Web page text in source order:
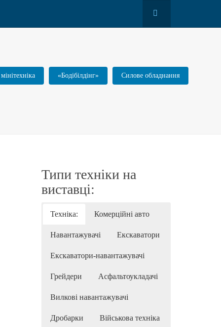
«Бодібілдінг» Силове обладнання
Типи техніки на
виставці:
Техніка: Комерційні авто
Навантажувачі Екскаватори
Екскаватори-навантажувачі
Грейдери Асфальтоукладачі
Вилкові навантажувачі
Дробарки Військова техніка